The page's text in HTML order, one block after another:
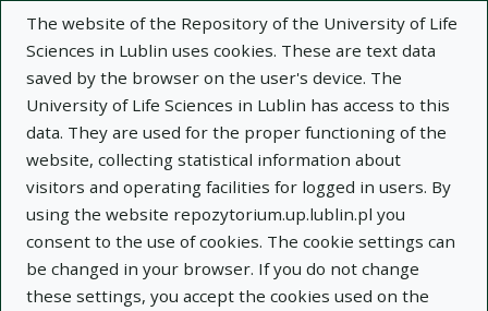
The website of the Repository of the University of Life
Sciences in Lublin uses cookies. These are text data
saved by the browser on the user's device. The
University of Life Sciences in Lublin has access to this
data. They are used for the proper functioning of the
website, collecting statistical information about
visitors and operating facilities for logged in users. By
using the website repozytorium.up.lublin.pl you
consent to the use of cookies. The cookie settings can
be changed in your browser. If you do not change
these settings, you accept the cookies used on the
Repository of University of Life Sciences